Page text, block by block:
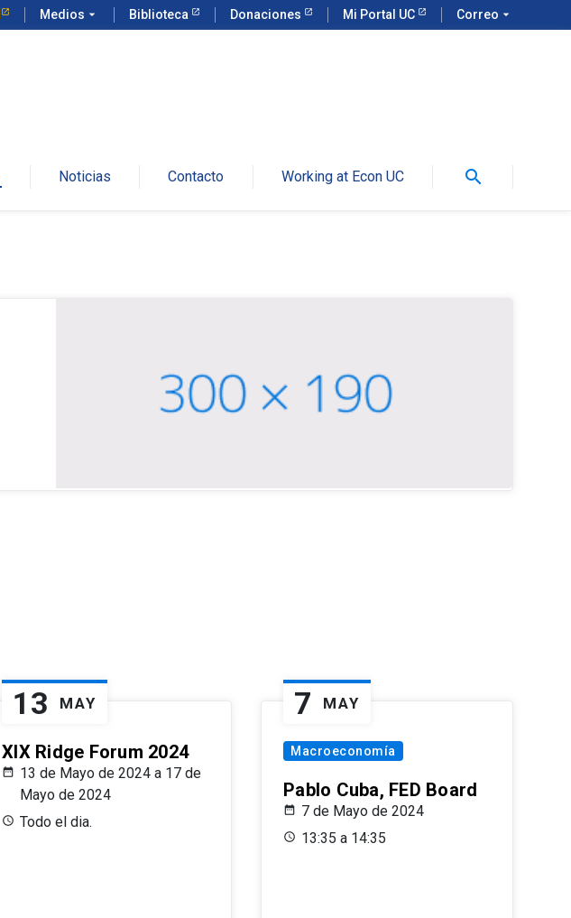
Medios arrow_drop_down Biblioteca Donaciones Mi Portal UC Correo arrow_drop_down
Noticias Contacto Working at Econ UC search
13 MAY
XIX Ridge Forum 2024
13 de Mayo de 2024 a 17 de
Mayo de 2024
Todo el dia.
7 MAY
Macroeconomía
Pablo Cuba, FED Board
7 de Mayo de 2024
13:35 a 14:35